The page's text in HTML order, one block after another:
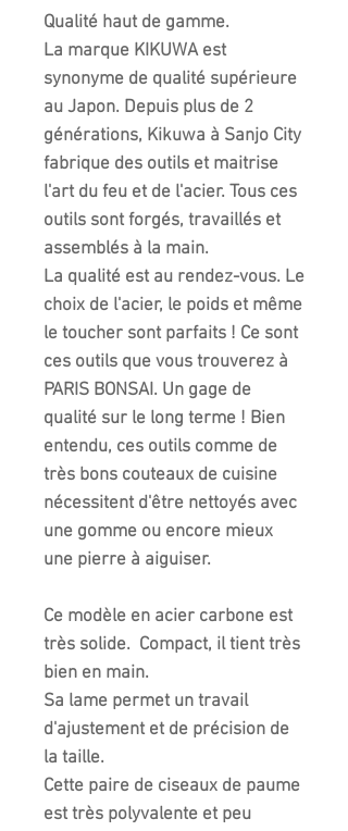
Qualité haut de gamme.
La marque KIKUWA est
synonyme de qualité supérieure
au Japon. Depuis plus de 2
générations, Kikuwa à Sanjo City
fabrique des outils et maitrise
l'art du feu et de l'acier. Tous ces
outils sont forgés, travaillés et
assemblés à la main.
La qualité est au rendez-vous. Le
choix de l'acier, le poids et même
le toucher sont parfaits ! Ce sont
ces outils que vous trouverez à
PARIS BONSAI. Un gage de
qualité sur le long terme ! Bien
entendu, ces outils comme de
très bons couteaux de cuisine
nécessitent d'être nettoyés avec
une gomme ou encore mieux
une pierre à aiguiser.
Ce modèle en acier carbone est
très solide. Compact, il tient très
bien en main.
Sa lame permet un travail
d'ajustement et de précision de
la taille.
Cette paire de ciseaux de paume
est très polyvalente et peu